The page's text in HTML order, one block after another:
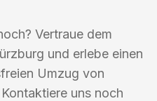
Vertraue dem
und erlebe einen
Umzug von
uns noch